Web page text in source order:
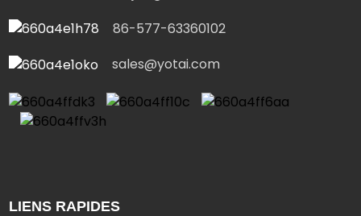
86-577-63360102
sales@yotai.com
LIENS RAPIDES